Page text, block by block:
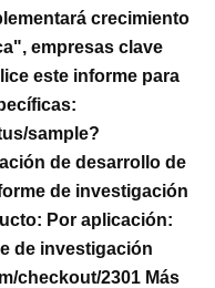
crecimiento
empresas clave
este informe para
sample?
de desarrollo de
de investigación
Por aplicación:
de investigación
checkout/2301 Más